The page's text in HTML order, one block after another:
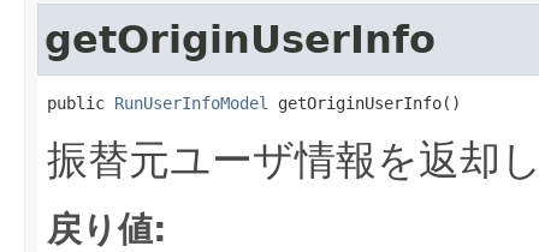
getOriginUserInfo
public RunUserInfoModel getOriginUserInfo()
振替元ユーザ情報を返却
戻り値: